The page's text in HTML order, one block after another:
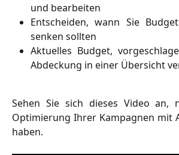
und bearbeiten
Entscheiden, wann Sie
senken sollten
Aktuelles Budget,
Abdeckung in einer Übersicht
Sehen Sie sich dieses Video an,
Optimierung Ihrer Kampagnen mit
haben.